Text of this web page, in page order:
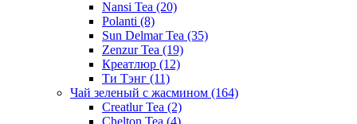
Nansi Tea (20)
Polanti (8)
Sun Delmar Tea (35)
Zenzur Tea (19)
Креатлюр (12)
Ти Тэнг (11)
Чай зеленый с жасмином (164)
Creatlur Tea (2)
Chelton Tea (4)